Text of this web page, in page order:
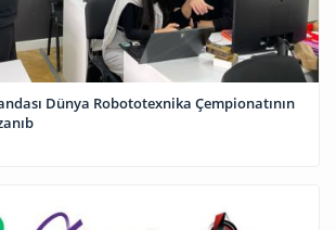
Dünya Robototexnika Çempionatının